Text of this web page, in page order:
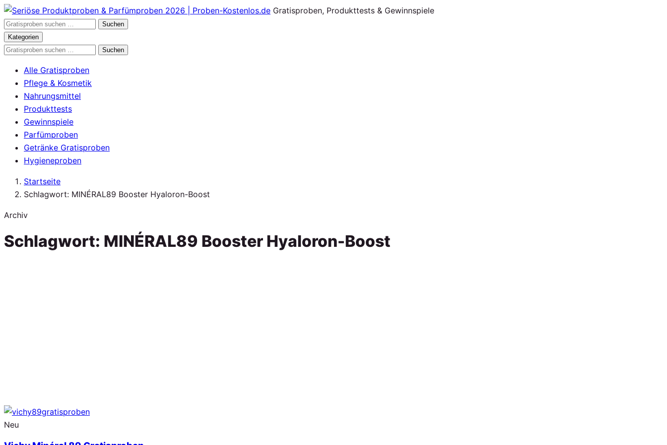
Zum
Inhalt
springen
Gratisproben, Produkttests & Gewinnspiele
Gratisproben
durchsuchen
Suchen
Kategorien
Gratisproben
Suchen
Alle Gratisproben
Pflege & Kosmetik
Nahrungsmittel
Produkttests
Gewinnspiele
Parfümproben
Getränke Gratisproben
Hygieneproben
Startseite
Schlagwort: MINÉRAL89 Booster Hyaloron-Boost
Archiv
Schlagwort: MINÉRAL89 Booster Hyaloron-Boost
Neu